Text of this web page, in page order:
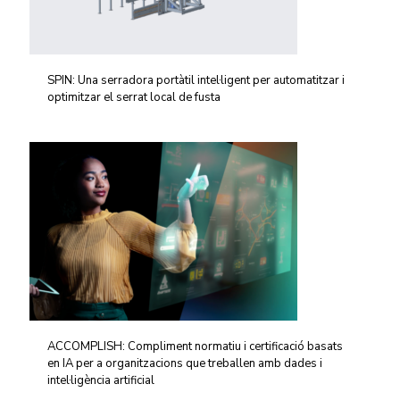
SPIN: Una serradora portàtil intel·ligent per automatitzar i
optimitzar el serrat local de fusta
ACCOMPLISH: Compliment normatiu i certificació basats
en IA per a organitzacions que treballen amb dades i
intel·ligència artificial